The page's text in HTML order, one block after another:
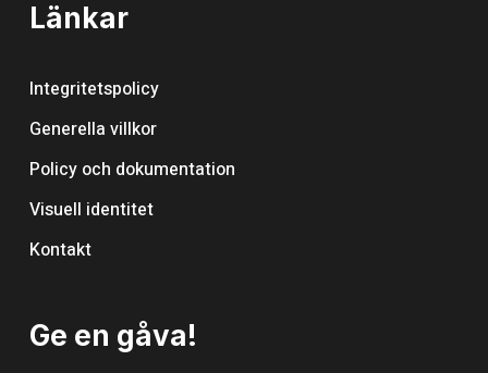
Länkar
Integritetspolicy
Generella villkor
Policy och dokumentation
Visuell identitet
Kontakt
Ge en gåva!